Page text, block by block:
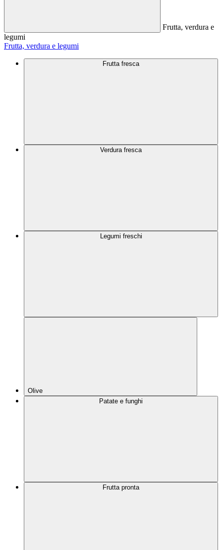
Frutta, verdura e
legumi
Frutta, verdura e legumi
Frutta fresca
Verdura fresca
Legumi freschi
Olive
Patate e funghi
Frutta pronta